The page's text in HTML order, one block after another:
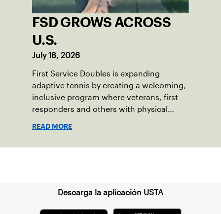
FSD GROWS ACROSS
U.S.
July 18, 2026
First Service Doubles is expanding
adaptive tennis by creating a welcoming,
inclusive program where veterans, first
responders and others with physical
READ MORE
Descarga la aplicación USTA